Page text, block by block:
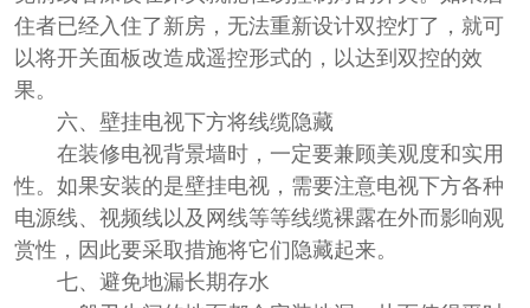
住者已经入住了新房，无法重新设计双控灯了，就可
以将开关面板改造成遥控形式的，以达到双控的效
果。
六、壁挂电视下方将线缆隐藏
在装修电视背景墙时，一定要兼顾美观度和实用
性。如果安装的是壁挂电视，需要注意电视下方各种
电源线、视频线以及网线等等线缆裸露在外而影响观
赏性，因此要采取措施将它们隐藏起来。
七、避免地漏长期存水